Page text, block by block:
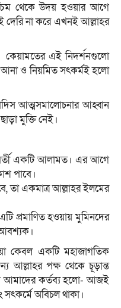
থেকে উদয় হওয়ার আগে
দেরি না করে এখনই আল্লাহর
কেয়ামতের এই নিদর্শনগুলো
ও নিয়মিত সৎকর্মই হলো
আত্মসমালোচনার আহ্বান
মুক্তি নেই।
একটি আলামত। এর আগে
পাবে।
একমাত্র আল্লাহর ইলমের
প্রমাণিত হওয়ায় মুমিনদের
আবশ্যক।
কেবল একটি মহাজাগতিক
আল্লাহর পক্ষ থেকে চূড়ান্ত
আমাদের কর্তব্য হলো- আজই
অবিচল থাকা।